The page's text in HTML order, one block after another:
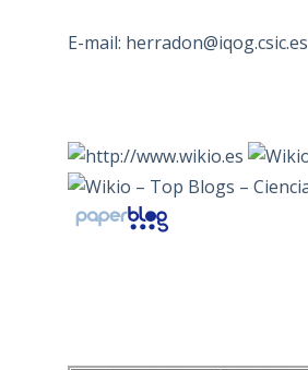
E-mail: herradon@iqog.csic.es